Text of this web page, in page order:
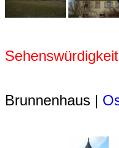
Brunnenhaus |